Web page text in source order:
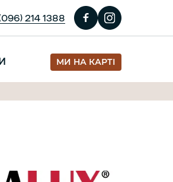
214 1388
МИ НА КАРТІ